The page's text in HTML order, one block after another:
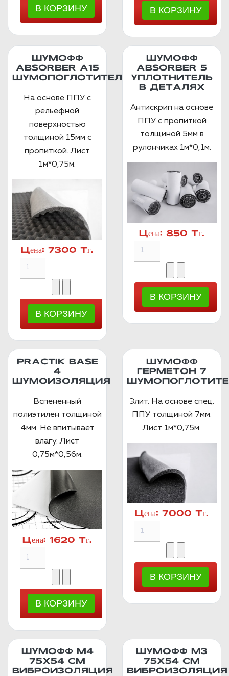
ШУМОФФ
ABSORBER А15
ШУМОПОГЛОТИТЕЛЬ
На основе ППУ с
рельефной
поверхностью
толщиной 15мм с
пропиткой. Лист
1м*0,75м.
Цена: 7300 Тг.
ШУМОФФ
ABSORBER 5
УПЛОТНИТЕЛЬ
В ДЕТАЛЯХ
Антискрип на основе
ППУ с пропиткой
толщиной 5мм в
рулончиках 1м*0,1м.
Цена: 850 Тг.
PRACTIK BASE
4
ШУМОИЗОЛЯЦИЯ
Вспененный
полиэтилен толщиной
4мм. Не впитывает
влагу. Лист
0,75м*0,56м.
Цена: 1620 Тг.
ШУМОФФ
ГЕРМЕТОН 7
Элит. На основе спец.
ППУ толщиной 7мм.
Лист 1м*0,75м.
Цена: 7000 Тг.
ШУМОФФ М4
75Х54 СМ
ВИБРОИЗОЛЯЦИЯ
ШУМОФФ М3
75Х54 СМ
ВИБРОИЗОЛЯЦИЯ